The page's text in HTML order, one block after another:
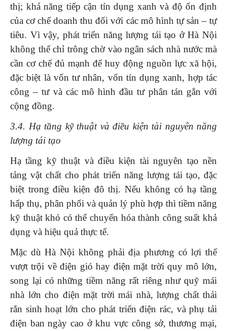
thị; khả năng tiếp cận tín dụng xanh và độ ổn định
của cơ chế doanh thu đối với các mô hình tự sản – tự
tiêu. Vì vậy, phát triển năng lượng tái tạo ở Hà Nội
không thể chỉ trông chờ vào ngân sách nhà nước mà
cần cơ chế đủ mạnh để huy động nguồn lực xã hội,
đặc biệt là vốn tư nhân, vốn tín dụng xanh, hợp tác
công – tư và các mô hình đầu tư phân tán gắn với
cộng đồng.
3.4. Hạ tầng kỹ thuật và điều kiện tài nguyên năng
lượng tái tạo
Hạ tầng kỹ thuật và điều kiện tài nguyên tạo nền
tảng vật chất cho phát triển năng lượng tái tạo, đặc
biệt trong điều kiện đô thị. Nếu không có hạ tầng
hấp thụ, phân phối và quản lý phù hợp thì tiềm năng
kỹ thuật khó có thể chuyển hóa thành công suất khả
dụng và hiệu quả thực tế.
Mặc dù Hà Nội không phải địa phương có lợi thế
vượt trội về điện gió hay điện mặt trời quy mô lớn,
song lại có những tiềm năng rất riêng như quỹ mái
nhà lớn cho điện mặt trời mái nhà, lượng chất thải
rắn sinh hoạt lớn cho phát triển điện rác, và phụ tải
điện ban ngày cao ở khu vực công sở, thương mại,